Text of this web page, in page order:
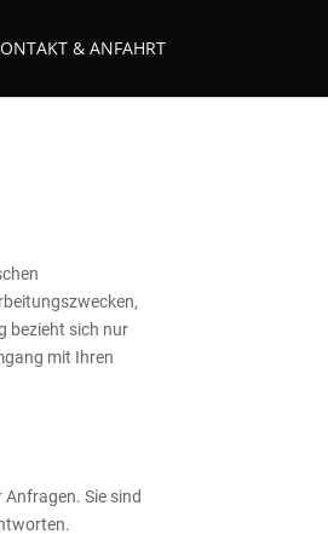
& ANFAHRT
bezieht sich nur
mit Ihren
Sie sind